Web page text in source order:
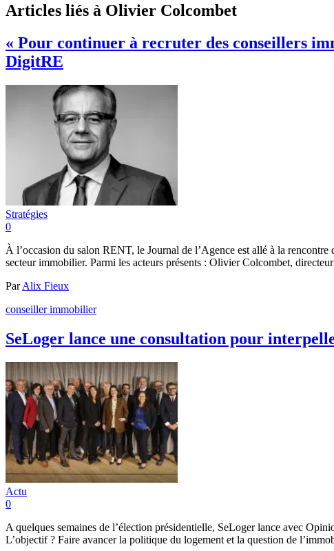
Articles liés à Olivier Colcombet
« Pour continuer à recruter des conseillers
DigitRE
Stratégies
0
À l’occasion du salon RENT, le Journal de l’Agence est allé à la
secteur immobilier. Parmi les acteurs présents : Olivier Colcombet,
ParAlix Fieux
conseiller immobilier
SeLoger lance une consultation pour
Actu
0
A quelques semaines de l’élection présidentielle, SeLoger lance avec
L’objectif ? Faire avancer la politique du logement et la question de